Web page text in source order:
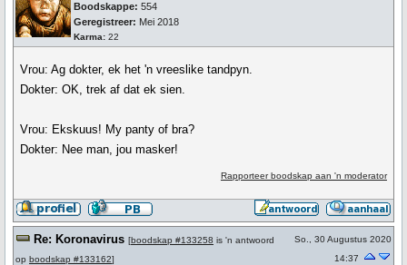
Boodskappe: 554
Geregistreer: Mei 2018
Karma: 22
Vrou: Ag dokter, ek het 'n vreeslike tandpyn.
Dokter: OK, trek af dat ek sien.
Vrou: Ekskuus! My panty of bra?
Dokter: Nee man, jou masker!
Rapporteer boodskap aan 'n moderator
Re: Koronavirus [boodskap #133258 is 'n antwoord
op boodskap #133162]
So., 30 Augustus 2020
14:37